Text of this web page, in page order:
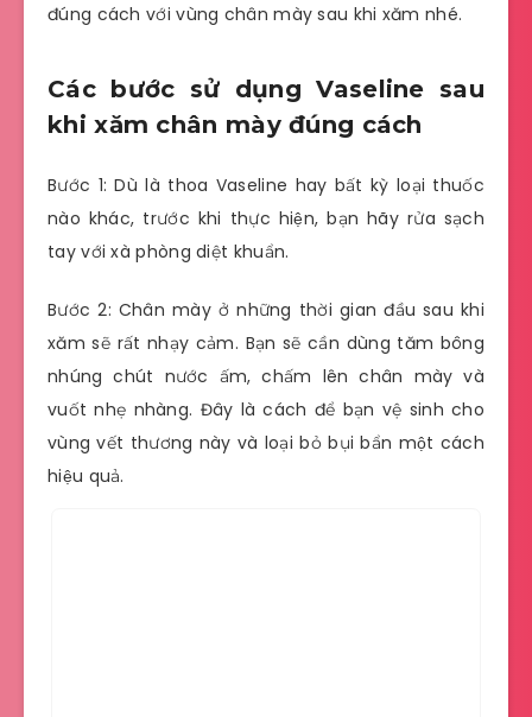
đúng cách với vùng chân mày sau khi xăm nhé.
Các bước sử dụng Vaseline sau
khi xăm chân mày đúng cách
Bước 1: Dù là thoa Vaseline hay bất kỳ loại thuốc
nào khác, trước khi thực hiện, bạn hãy rửa sạch
tay với xà phòng diệt khuẩn.
Bước 2: Chân mày ở những thời gian đầu sau khi
xăm sẽ rất nhạy cảm. Bạn sẽ cần dùng tăm bông
nhúng chút nước ấm, chấm lên chân mày và
vuốt nhẹ nhàng. Đây là cách để bạn vệ sinh cho
vùng vết thương này và loại bỏ bụi bẩn một cách
hiệu quả.